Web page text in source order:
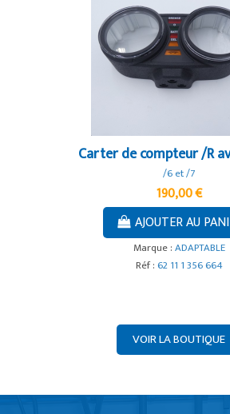
Carter de compteur /R
/6 et /7
190,00 €
AJOUTER AU
Marque :ADAPTABLE
Réf :62 11 1 356 664
VOIR LA BOUTIQUE